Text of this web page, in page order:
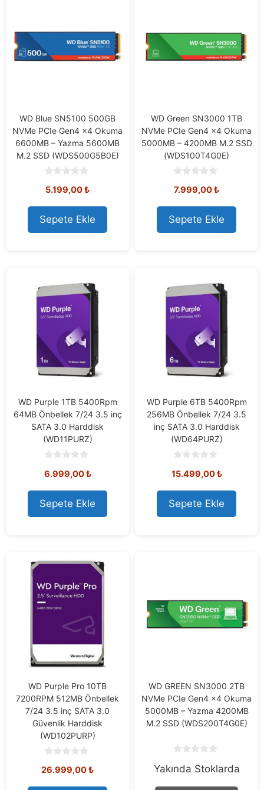
WD Blue SN5100 500GB
NVMe PCIe Gen4 x4 Okuma
6600MB – Yazma 5600MB
M.2 SSD (WDS500G5B0E)
o
t
o
f
5
5.199,00₺
Sepete Ekle
WD Green SN3000 1TB
NVMe PCIe Gen4 x4 Okuma
5000MB – 4200MB M.2 SSD
(WDS100T4G0E)
o
t
o
f
5
7.999,00₺
Sepete Ekle
WD Purple 1TB 5400Rpm
64MB Önbellek 7/24 3.5 inç
SATA 3.0 Harddisk
(WD11PURZ)
o
t
o
f
5
6.999,00₺
Sepete Ekle
WD Purple 6TB 5400Rpm
256MB Önbellek 7/24 3.5
inç SATA 3.0 Harddisk
(WD64PURZ)
o
t
o
f
5
15.499,00₺
Sepete Ekle
WD Purple Pro 10TB
7200RPM 512MB Önbellek
7/24 3.5 inç SATA 3.0
Güvenlik Harddisk
(WD102PURP)
o
t
26.999,00₺
WD GREEN SN3000 2TB
NVMe PCIe Gen4 x4 Okuma
5000MB – Yazma 4200MB
M.2 SSD (WDS200T4G0E)
o
t
Yakında Stoklarda